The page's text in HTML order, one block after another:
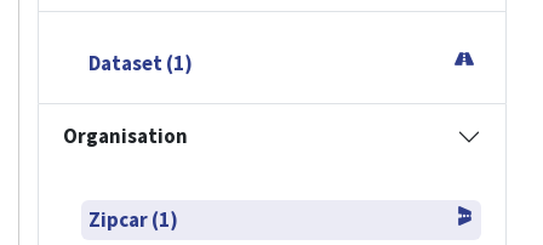
Dataset (1)
Organisation
Zipcar (1)